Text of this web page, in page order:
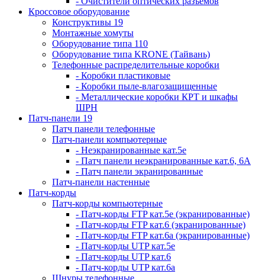
Кроссовое оборудование
Конструктивы 19
Монтажные хомуты
Оборудование типа 110
Оборудование типа KRONE (Тайвань)
Телефонные распределительные коробки
- Коробки пластиковые
- Коробки пыле-влагозащищенные
- Металлические коробки КРТ и шкафы
ШРН
Патч-панели 19
Патч панели телефонные
Патч-панели компьютерные
- Неэкранированные кат.5е
- Патч панели неэкранированные кат.6, 6А
- Патч панели экранированные
Патч-панели настенные
Патч-корды
Патч-корды компьютерные
- Патч-корды FTP кат.5е (экранированные)
- Патч-корды FTP кат.6 (экранированные)
- Патч-корды FTP кат.6а (экранированные)
- Патч-корды UTP кат.5е
- Патч-корды UTP кат.6
- Патч-корды UTP кат.6а
Шнуры телефонные